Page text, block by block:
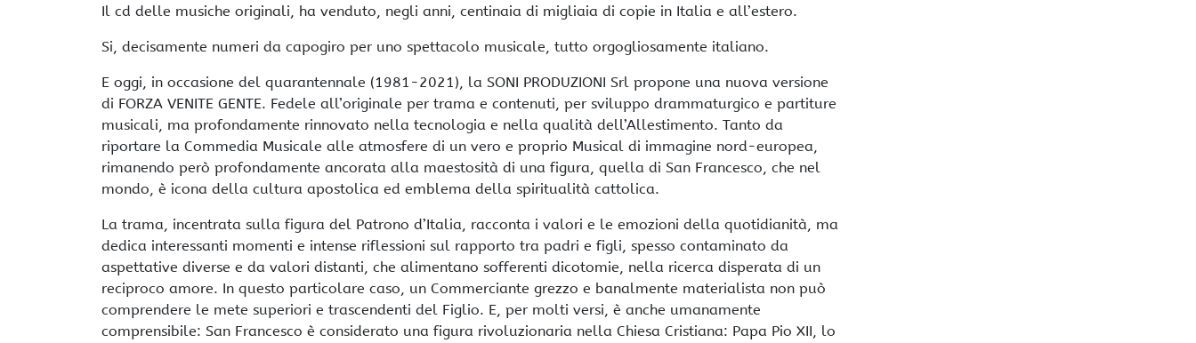
Il cd delle musiche originali, ha venduto, negli anni, centinaia di migliaia di copie in Italia e all’estero.
Si, decisamente numeri da capogiro per uno spettacolo musicale, tutto orgogliosamente italiano.
E oggi, in occasione del quarantennale (1981-2021), la SONI PRODUZIONI Srl propone una nuova versione
di FORZA VENITE GENTE. Fedele all’originale per trama e contenuti, per sviluppo drammaturgico e partiture
musicali, ma profondamente rinnovato nella tecnologia e nella qualità dell’Allestimento. Tanto da
riportare la Commedia Musicale alle atmosfere di un vero e proprio Musical di immagine nord-europea,
rimanendo però profondamente ancorata alla maestosità di una figura, quella di San Francesco, che nel
mondo, è icona della cultura apostolica ed emblema della spiritualità cattolica.
La trama, incentrata sulla figura del Patrono d’Italia, racconta i valori e le emozioni della quotidianità, ma
dedica interessanti momenti e intense riflessioni sul rapporto tra padri e figli, spesso contaminato da
aspettative diverse e da valori distanti, che alimentano sofferenti dicotomie, nella ricerca disperata di un
reciproco amore. In questo particolare caso, un Commerciante grezzo e banalmente materialista non può
comprendere le mete superiori e trascendenti del Figlio. E, per molti versi, è anche umanamente
comprensibile: San Francesco è considerato una figura rivoluzionaria nella Chiesa Cristiana: Papa Pio XII, lo